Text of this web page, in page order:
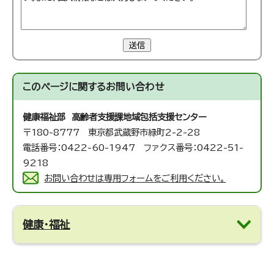
送信
このページに関するお問い合わせ
健康福祉部 高齢者支援課地域包括支援センター
〒180-8777 東京都武蔵野市緑町2-2-28
電話番号：0422-60-1947 ファクス番号：0422-51-
9218
お問い合わせは専用フォームをご利用ください。
健康・福祉